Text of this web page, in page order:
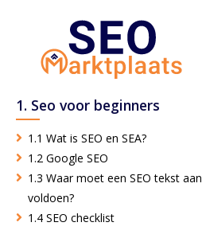
1. Seo voor beginners
1.1 Wat is SEO en SEA?
1.2 Google SEO
1.3 Waar moet een SEO tekst aan
voldoen?
1.4 SEO checklist